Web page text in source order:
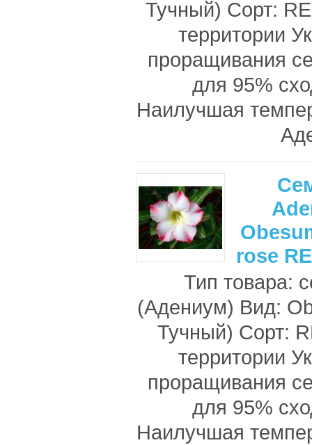
Тучный) Сорт:
территории
проращивания
для 95%
Наилучшая
rose
Тип товара:
(Адениум) Вид:
Тучный) Сорт:
территории
проращивания
для 95%
Наилучшая